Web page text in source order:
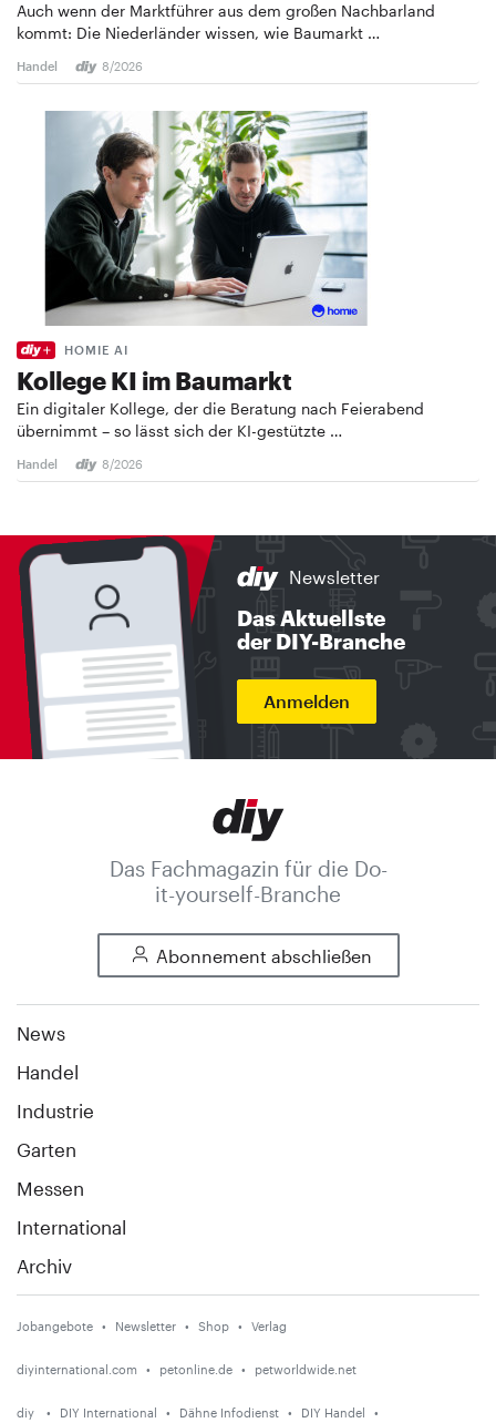
Auch wenn der Marktführer aus dem großen Nachbarland
kommt: Die Niederländer wissen, wie Baumarkt …
Handel 8/2026
HOMIE AI
Kollege KI im Baumarkt
Ein digitaler Kollege, der die Beratung nach Feierabend
übernimmt – so lässt sich der KI-gestützte …
Handel 8/2026
Newsletter
Das Aktuellste
der DIY-Branche
Anmelden
Das Fachmagazin für die Do-
it-yourself-Branche
Abonnement abschließen
News
Handel
Industrie
Garten
Messen
International
Archiv
Jobangebote Newsletter Shop Verlag
diyinternational.com petonline.de petworldwide.net
diy DIY International Dähne Infodienst DIY Handel